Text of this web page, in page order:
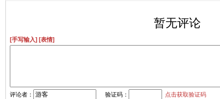
暂无评论
[手写输入] [表情]
评论者： 验证码： 点击获取验证码